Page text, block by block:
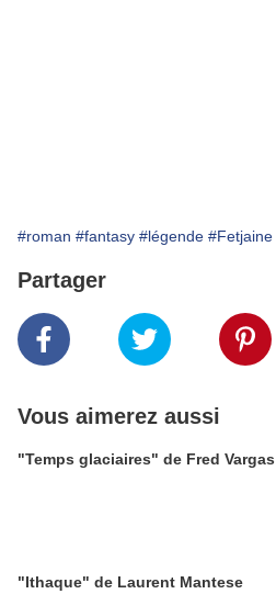
#roman #fantasy #légende #Fetjaine
Partager
Vous aimerez aussi
"Temps glaciaires" de Fred Vargas
"Ithaque" de Laurent Mantese